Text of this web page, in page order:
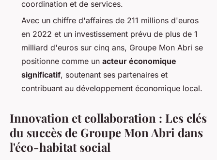
coordination et de services.
Avec un chiffre d'affaires de 211 millions d'euros
en 2022 et un investissement prévu de plus de 1
milliard d'euros sur cinq ans, Groupe Mon Abri se
positionne comme un acteur économique
significatif, soutenant ses partenaires et
contribuant au développement économique local.
Innovation et collaboration : Les clés
du succès de Groupe Mon Abri dans
l'éco-habitat social